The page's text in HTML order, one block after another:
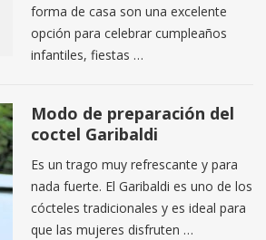
forma de casa son una excelente
opción para celebrar cumpleaños
infantiles, fiestas …
Modo de preparación del
coctel Garibaldi
Es un trago muy refrescante y para
nada fuerte. El Garibaldi es uno de los
cócteles tradicionales y es ideal para
que las mujeres disfruten …